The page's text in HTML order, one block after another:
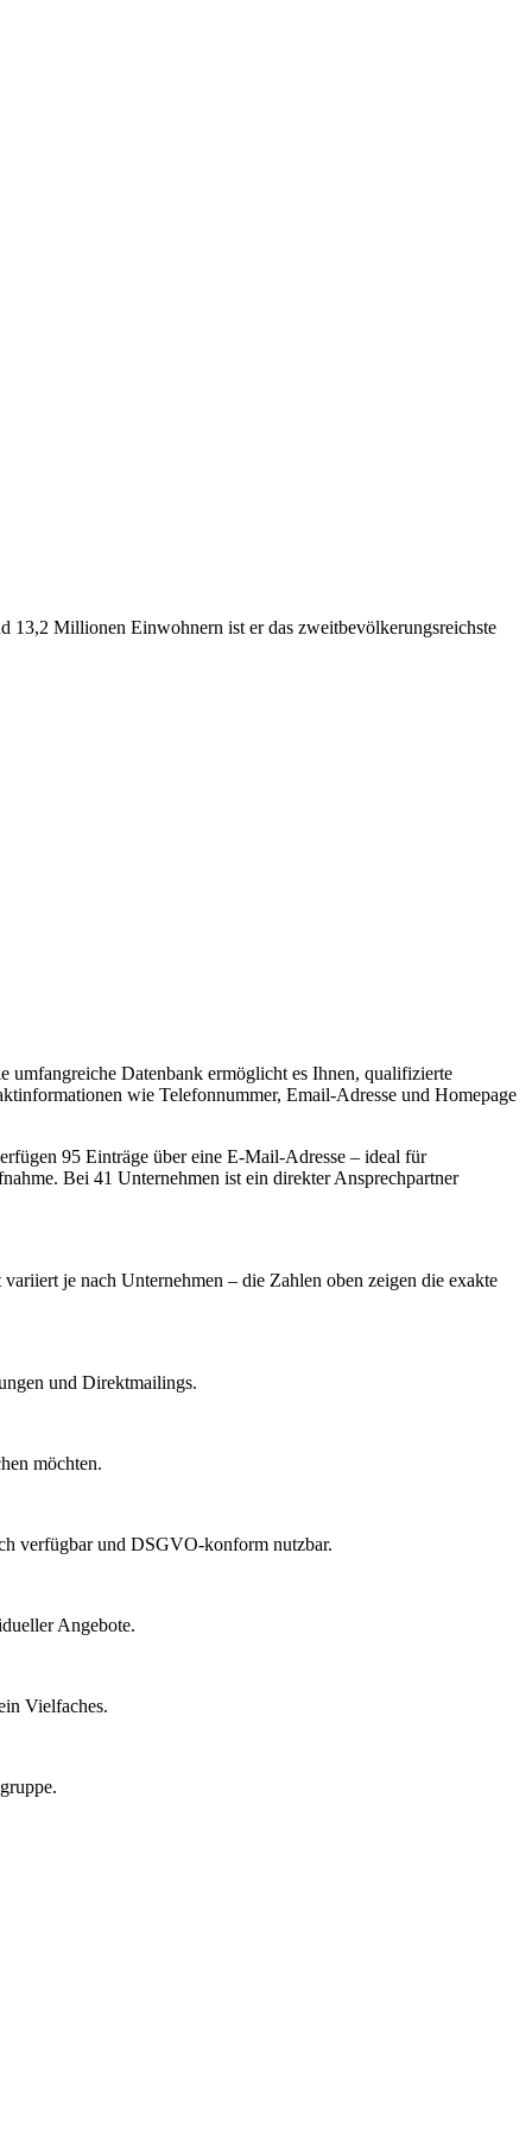
13,2 Millionen Einwohnern ist er das zweitbevölkerungsreichste
umfangreiche Datenbank ermöglicht es Ihnen, qualifizierte
wie Telefonnummer, Email-Adresse und Homepage
95 Einträge über eine E-Mail-Adresse – ideal für
Bei 41 Unternehmen ist ein direkter Ansprechpartner
je nach Unternehmen – die Zahlen oben zeigen die exakte
und Direktmailings.
möchten.
verfügbar und DSGVO-konform nutzbar.
Angebote.
Vielfaches.